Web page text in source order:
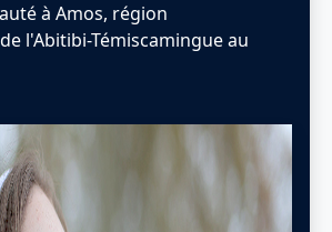
à Amos, région
l'‎Abitibi-Témiscamingue au